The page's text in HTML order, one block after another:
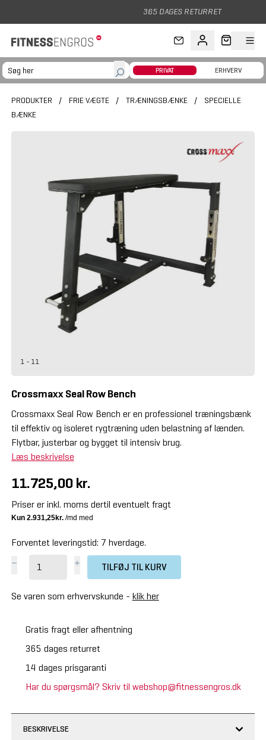
365 DAGES RETURRET
PRIVAT ERHVERV
PRODUKTER / FRIE VÆGTE / TRÆNINGSBÆNKE /
SPECIELLE
BÆNKE
1 - 11
Crossmaxx Seal Row Bench
Crossmaxx Seal Row Bench er en professionel træningsbænk
til effektiv og isoleret rygtræning uden belastning af lænden.
Flytbar, justerbar og bygget til intensiv brug.
Læs beskrivelse
11.725,00 kr.
Priser er inkl. moms dertil eventuelt fragt
Forventet leveringstid: 7 hverdage.
TILFØJ TIL KURV
Se varen som erhvervskunde - klik her
Gratis fragt eller afhentning
365 dages returret
14 dages prisgaranti
Har du spørgsmål? Skriv til webshop@fitnessengros.dk
BESKRIVELSE